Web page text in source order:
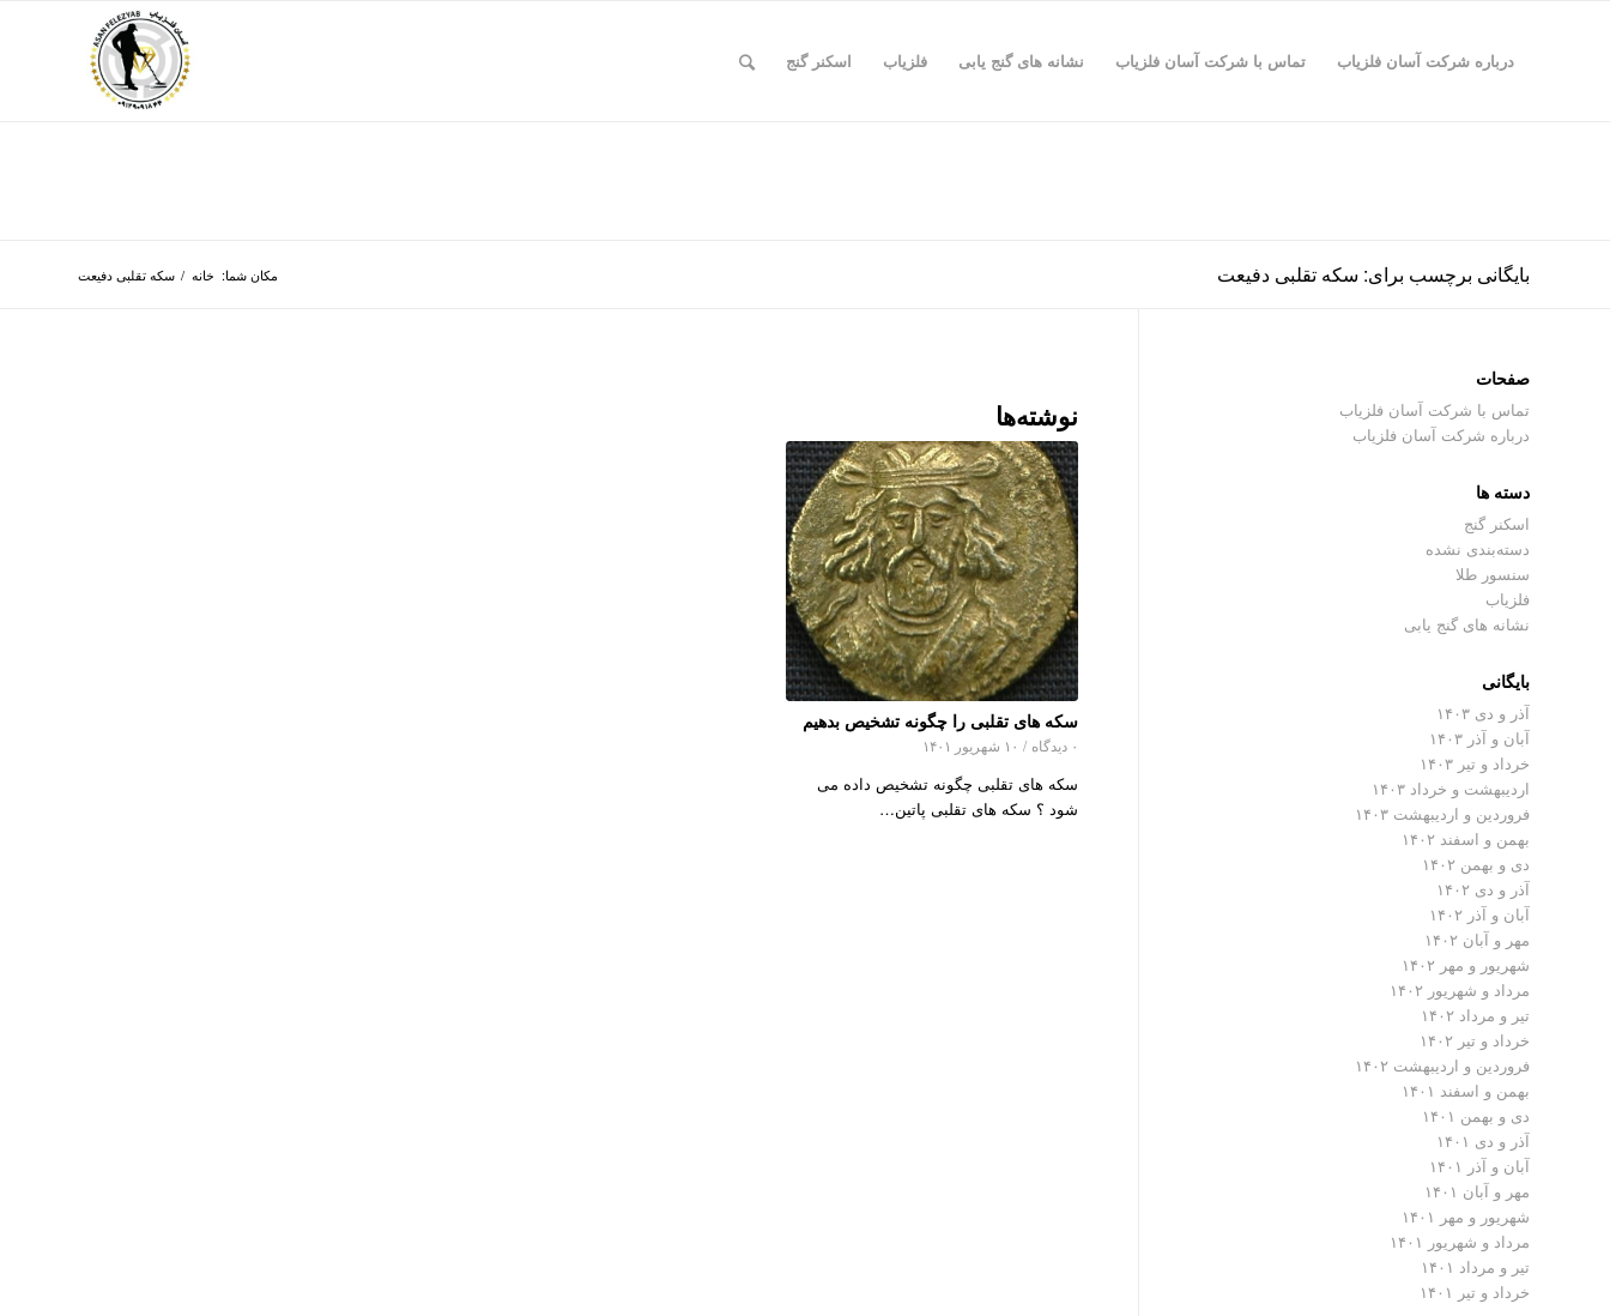
درباره شرکت آسان فلزیاب تماس با شرکت آسان فلزیاب نشانه های گنج یابی فلزیاب اسکنر گنج
بایگانی برچسب برای: سکه تقلبی دفیعت مکان شما: خانه / سکه تقلبی دفیعت
نوشته‌ها
سکه های تقلبی را چگونه تشخیص بدهیم
۰ دیدگاه / ۱۰ شهریور ۱۴۰۱
سکه های تقلبی چگونه تشخیص داده می
شود ؟ سکه های تقلبی پاتین…
صفحات
تماس با شرکت آسان فلزیاب
درباره شرکت آسان فلزیاب
دسته ها
اسکنر گنج
دسته‌بندی نشده
سنسور طلا
فلزیاب
نشانه های گنج یابی
بایگانی
آذر و دی ۱۴۰۳
آبان و آذر ۱۴۰۳
خرداد و تیر ۱۴۰۳
اردیبهشت و خرداد ۱۴۰۳
فروردین و اردیبهشت ۱۴۰۳
بهمن و اسفند ۱۴۰۲
دی و بهمن ۱۴۰۲
آذر و دی ۱۴۰۲
آبان و آذر ۱۴۰۲
مهر و آبان ۱۴۰۲
شهریور و مهر ۱۴۰۲
مرداد و شهریور ۱۴۰۲
تیر و مرداد ۱۴۰۲
خرداد و تیر ۱۴۰۲
فروردین و اردیبهشت ۱۴۰۲
بهمن و اسفند ۱۴۰۱
دی و بهمن ۱۴۰۱
آذر و دی ۱۴۰۱
آبان و آذر ۱۴۰۱
مهر و آبان ۱۴۰۱
شهریور و مهر ۱۴۰۱
مرداد و شهریور ۱۴۰۱
تیر و مرداد ۱۴۰۱
خرداد و تیر ۱۴۰۱